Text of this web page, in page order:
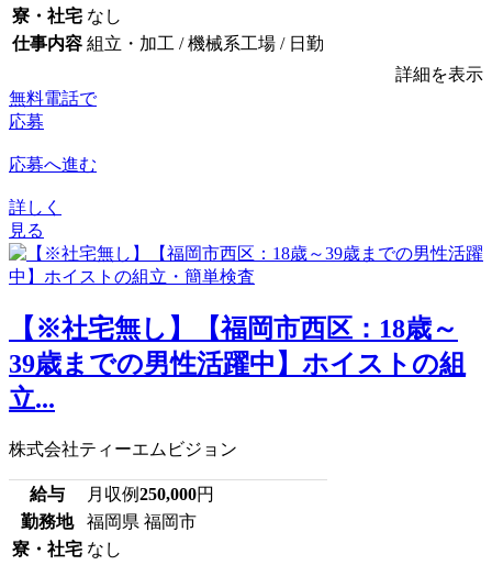
寮・社宅 なし
仕事内容 組立・加工 / 機械系工場 / 日勤
詳細を表示
無料電話で
応募
応募へ進む
詳しく
見る
【※社宅無し】【福岡市西区：18歳～
39歳までの男性活躍中】ホイストの組
立...
株式会社ティーエムビジョン
給与 月収例250,000円
勤務地
福岡県 福岡市
寮・社宅 なし